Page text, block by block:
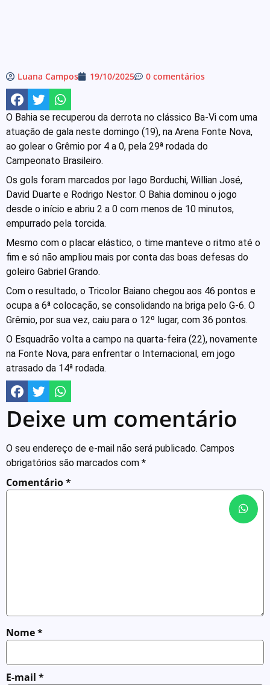
Luana Campos 19/10/2025 0 comentários
O Bahia se recuperou da derrota no clássico Ba-Vi com uma
atuação de gala neste domingo (19), na Arena Fonte Nova,
ao golear o Grêmio por 4 a 0, pela 29ª rodada do
Campeonato Brasileiro.
Os gols foram marcados por Iago Borduchi, Willian José,
David Duarte e Rodrigo Nestor. O Bahia dominou o jogo
desde o início e abriu 2 a 0 com menos de 10 minutos,
empurrado pela torcida.
Mesmo com o placar elástico, o time manteve o ritmo até o
fim e só não ampliou mais por conta das boas defesas do
goleiro Gabriel Grando.
Com o resultado, o Tricolor Baiano chegou aos 46 pontos e
ocupa a 6ª colocação, se consolidando na briga pelo G-6. O
Grêmio, por sua vez, caiu para o 12º lugar, com 36 pontos.
O Esquadrão volta a campo na quarta-feira (22), novamente
na Fonte Nova, para enfrentar o Internacional, em jogo
atrasado da 14ª rodada.
Deixe um comentário
O seu endereço de e-mail não será publicado. Campos
obrigatórios são marcados com *
Comentário*
Nome*
E-mail *